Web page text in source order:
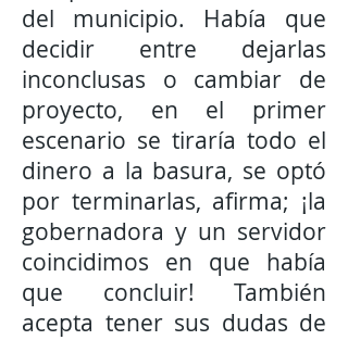
del municipio. Había que
decidir entre dejarlas
inconclusas o cambiar de
proyecto, en el primer
escenario se tiraría todo el
dinero a la basura, se optó
por terminarlas, afirma; ¡la
gobernadora y un servidor
coincidimos en que había
que concluir! También
acepta tener sus dudas de